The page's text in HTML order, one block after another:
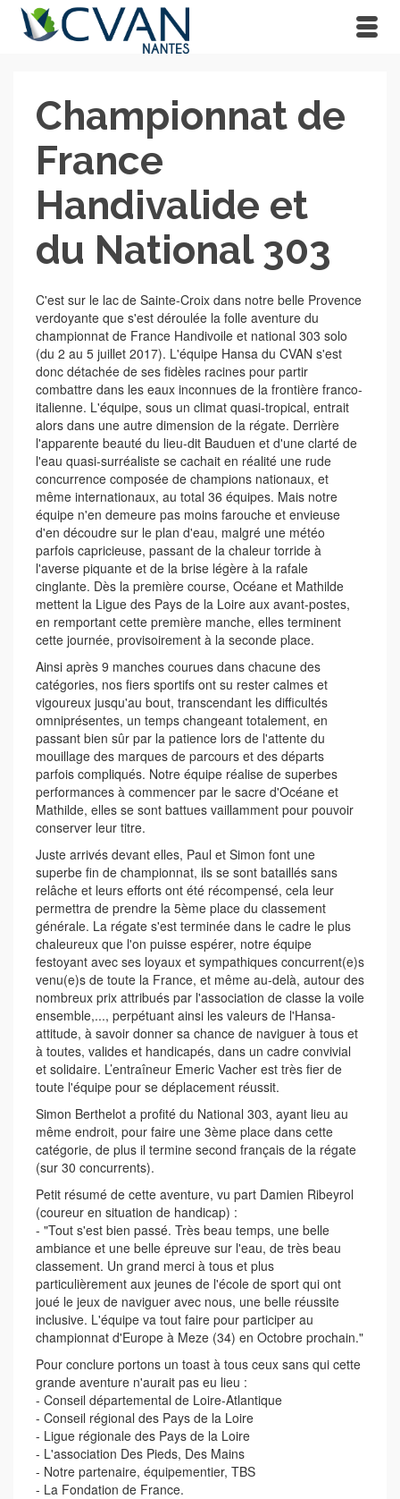
Championnat de
France
Handivalide et
du National 303
C'est sur le lac de Sainte-Croix dans notre belle Provence
verdoyante que s'est déroulée la folle aventure du
championnat de France Handivoile et national 303 solo
(du 2 au 5 juillet 2017). L'équipe Hansa du CVAN s'est
donc détachée de ses fidèles racines pour partir
combattre dans les eaux inconnues de la frontière franco-
italienne. L'équipe, sous un climat quasi-tropical, entrait
alors dans une autre dimension de la régate. Derrière
l'apparente beauté du lieu-dit Bauduen et d'une clarté de
l'eau quasi-surréaliste se cachait en réalité une rude
concurrence composée de champions nationaux, et
même internationaux, au total 36 équipes. Mais notre
équipe n'en demeure pas moins farouche et envieuse
d'en découdre sur le plan d'eau, malgré une météo
parfois capricieuse, passant de la chaleur torride à
l'averse piquante et de la brise légère à la rafale
cinglante. Dès la première course, Océane et Mathilde
mettent la Ligue des Pays de la Loire aux avant-postes,
en remportant cette première manche, elles terminent
cette journée, provisoirement à la seconde place.
Ainsi après 9 manches courues dans chacune des
catégories, nos fiers sportifs ont su rester calmes et
vigoureux jusqu'au bout, transcendant les difficultés
omniprésentes, un temps changeant totalement, en
passant bien sûr par la patience lors de l'attente du
mouillage des marques de parcours et des départs
parfois compliqués. Notre équipe réalise de superbes
performances à commencer par le sacre d'Océane et
Mathilde, elles se sont battues vaillamment pour pouvoir
conserver leur titre.
Juste arrivés devant elles, Paul et Simon font une
superbe fin de championnat, ils se sont bataillés sans
relâche et leurs efforts ont été récompensé, cela leur
permettra de prendre la 5ème place du classement
générale. La régate s'est terminée dans le cadre le plus
chaleureux que l'on puisse espérer, notre équipe
festoyant avec ses loyaux et sympathiques concurrent(e)s
venu(e)s de toute la France, et même au-delà, autour des
nombreux prix attribués par l'association de classe la voile
ensemble,..., perpétuant ainsi les valeurs de l'Hansa-
attitude, à savoir donner sa chance de naviguer à tous et
à toutes, valides et handicapés, dans un cadre convivial
et solidaire. L’entraîneur Emeric Vacher est très fier de
toute l'équipe pour se déplacement réussit.
Simon Berthelot a profité du National 303, ayant lieu au
même endroit, pour faire une 3ème place dans cette
catégorie, de plus il termine second français de la régate
(sur 30 concurrents).
Petit résumé de cette aventure, vu part Damien Ribeyrol
(coureur en situation de handicap) :
- "Tout s'est bien passé. Très beau temps, une belle
ambiance et une belle épreuve sur l'eau, de très beau
classement. Un grand merci à tous et plus
particulièrement aux jeunes de l'école de sport qui ont
joué le jeux de naviguer avec nous, une belle réussite
inclusive. L'équipe va tout faire pour participer au
championnat d'Europe à Meze (34) en Octobre prochain."
Pour conclure portons un toast à tous ceux sans qui cette
grande aventure n'aurait pas eu lieu :
- Conseil départemental de Loire-Atlantique
- Conseil régional des Pays de la Loire
- Ligue régionale des Pays de la Loire
- L'association Des Pieds, Des Mains
- Notre partenaire, équipementier, TBS
- La Fondation de France.